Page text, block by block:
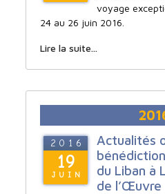
voyage
24 au 26 juin 2016.
Lire la suite...
2016
19
JUIN
Actualités
du Liban à
de l’Œuvre